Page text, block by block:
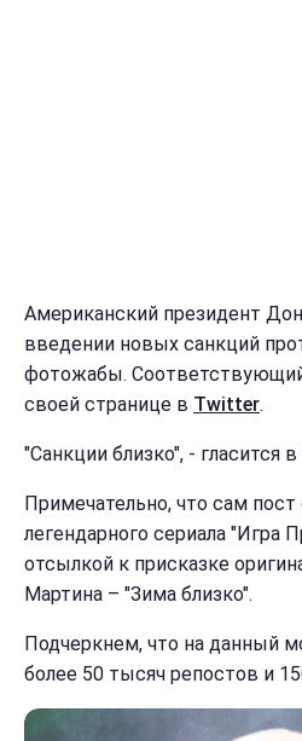
Американский президент
введении новых санкций
фотожабы.
своей странице в Twitter.
"Санкции близко", - гласится
Примечательно, что сам
легендарного сериала "Игра
отсылкой к присказке
Мартина – "Зима близко".
Подчеркнем, что на данный
более 50 тысяч репостов и